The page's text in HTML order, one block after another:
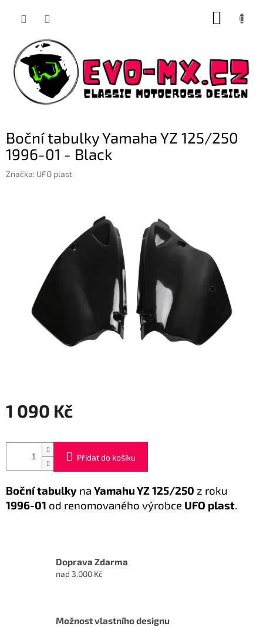
Boční tabulky Yamaha YZ 125/250
1996-01 - Black
Značka: UFO plast
1 090 Kč
cena:
Přidat do košíku
Boční tabulky na Yamahu YZ125/250 z roku
1996-01 od renomovaného výrobce UFO plast.
Doprava Zdarma
nad 3.000 Kč
Možnost vlastního designu